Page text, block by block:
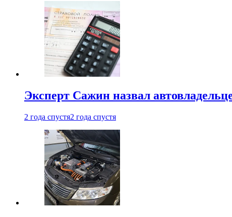
Эксперт Сажин назвал
2 года спустя2 года спустя